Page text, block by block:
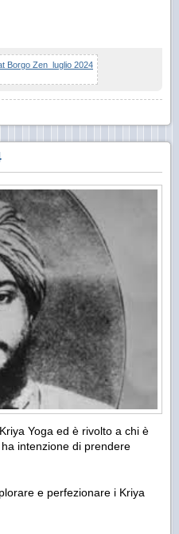
Borgo Zen_luglio 2024
Yoga ed è rivolto a chi è
intenzione di prendere
e perfezionare i Kriya